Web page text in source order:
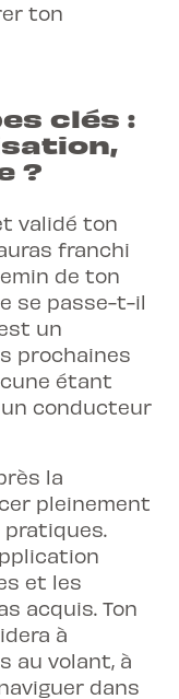
ton
clés :
?
validé ton
franchi
de ton
se passe-t-il
un
prochaines
étant
conducteur
la
pleinement
pratiques.
et les
acquis. Ton
à
au volant, à
dans